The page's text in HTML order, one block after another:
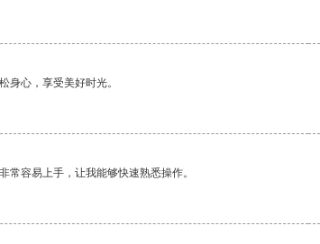
身心，享受美好时光。
常容易上手，让我能够快速熟悉操作。